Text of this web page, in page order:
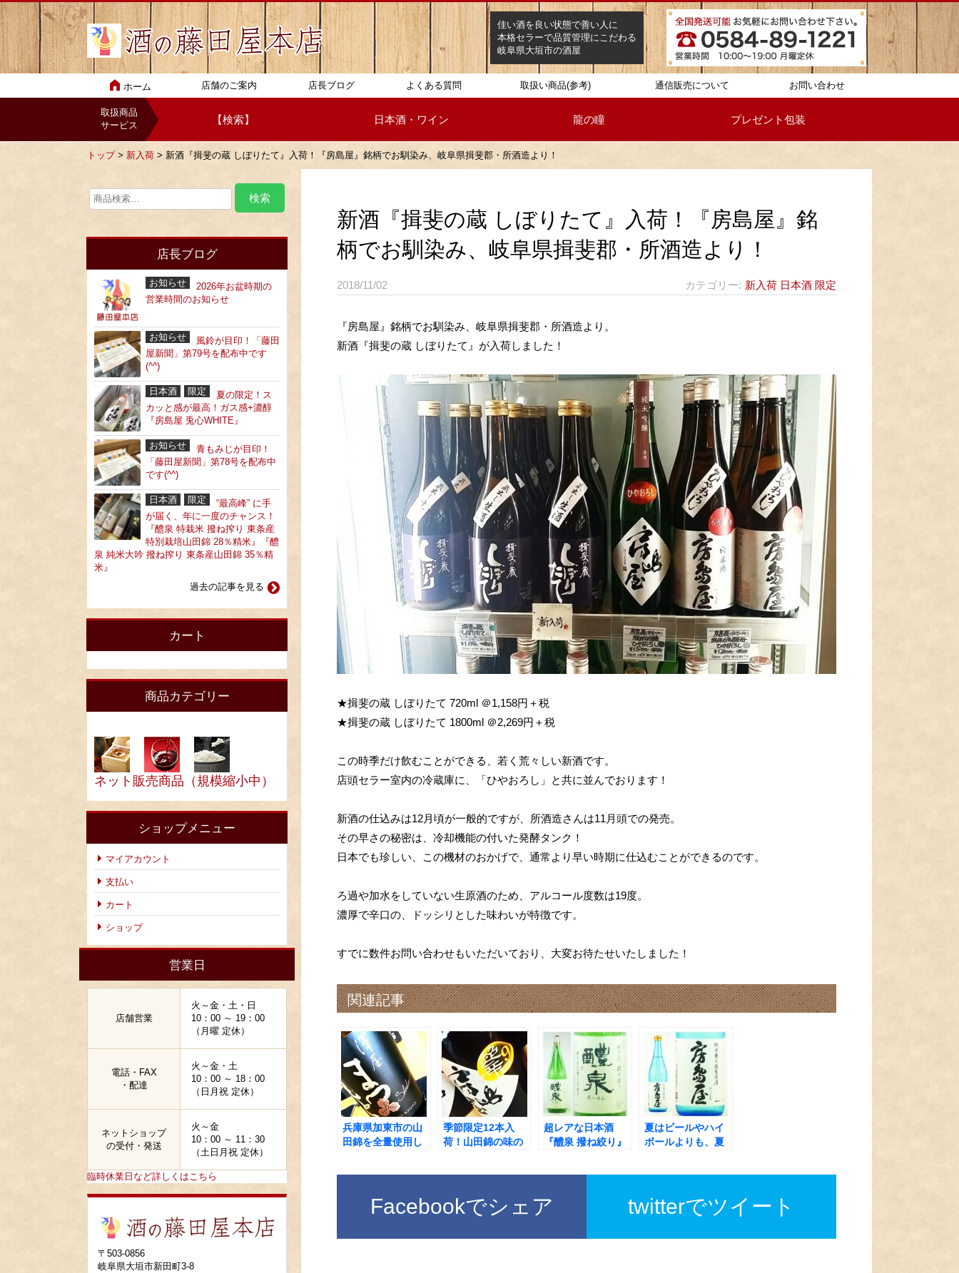
佳い酒を良い状態で善い人に
本格セラーで品質管理にこだわる
岐阜県大垣市の酒屋
ホーム 店舗のご案内 店長ブログ よくある質問 取扱い商品(参考) 通信販売について お問い合わせ
取扱商品
サービス
【検索】 日本酒・ワイン 龍の瞳 プレゼント包装
トップ> 新入荷 > 新酒『揖斐の蔵 しぼりたて』入荷！『房島屋』銘柄でお馴染み、岐阜県揖斐郡・所酒造より！
新酒『揖斐の蔵 しぼりたて』入荷！『房島屋』銘
柄でお馴染み、岐阜県揖斐郡・所酒造より！
2018/11/02 カテゴリー 新入荷 日本酒 限定
『房島屋』銘柄でお馴染み、岐阜県揖斐郡・所酒造より。
新酒『揖斐の蔵 しぼりたて』が入荷しました！
★揖斐の蔵 しぼりたて 720ml ＠1,158円＋税
★揖斐の蔵 しぼりたて 1800ml ＠2,269円＋税
この時季だけ飲むことができる、若く荒々しい新酒です。
店頭セラー室内の冷蔵庫に、「ひやおろし」と共に並んでおります！
新酒の仕込みは12月頃が一般的ですが、所酒造さんは11月頭での発売。
その早さの秘密は、冷却機能の付いた発酵タンク！
日本でも珍しい、この機材のおかげで、通常より早い時期に仕込むことができるのです。
ろ過や加水をしていない生原酒のため、アルコール度数は19度。
濃厚で辛口の、ドッシリとした味わいが特徴です。
すでに数件お問い合わせもいただいており、大変お待たせいたしました！
関連記事
兵庫県加東市の山
田錦を全量使用し
まつもと 守破離 山
田錦』！
季節限定12本入
荷！山田錦の味の
島屋 純米吟醸 山田
錦 超辛口 生原
超レアな日本酒
『醴泉 撥ね絞り』
夏はビールやハイ
ボールよりも、夏
純米無ろ過生原酒
ブルーボトル』が
した！
Facebookでシェア twitterでツイート
店長ブログ
お知らせ
2026年お盆時期の
営業時間のお知らせ
お知らせ
風鈴が目印！「藤田
屋新聞」第79号を配布中です
(^^)
日本酒 限定
夏の限定！ス
カッと感が最高！ガス感+濃醇
『房島屋 兎心WHITE』
お知らせ
青もみじが目印！
「藤田屋新聞」第78号を配布中
です(^^)
日本酒 限定
“最高峰” に手
が届く、年に一度のチャンス！
『醴泉 特栽米 撥ね搾り 東条産
特別栽培山田錦 28％精米』『醴
泉 純米大吟 撥ね搾り 東条産山田錦 35％精
米』
過去の記事を見る
カート
商品カテゴリー
ネット販売商品（規模縮小中）
ショップメニュー
マイアカウント
支払い
カート
ショップ
営業日
店舗営業
火～金・土・日
10：00 ～ 19：00
（月曜 定休）
電話・FAX
・配達
火～金・土
10：00 ～ 18：00
（日月祝 定休）
ネットショップ
の受付・発送
火～金
10：00 ～ 11：30
（土日月祝 定休）
臨時休業日など詳しくはこちら
〒503-0856
岐阜県大垣市新田町3-8